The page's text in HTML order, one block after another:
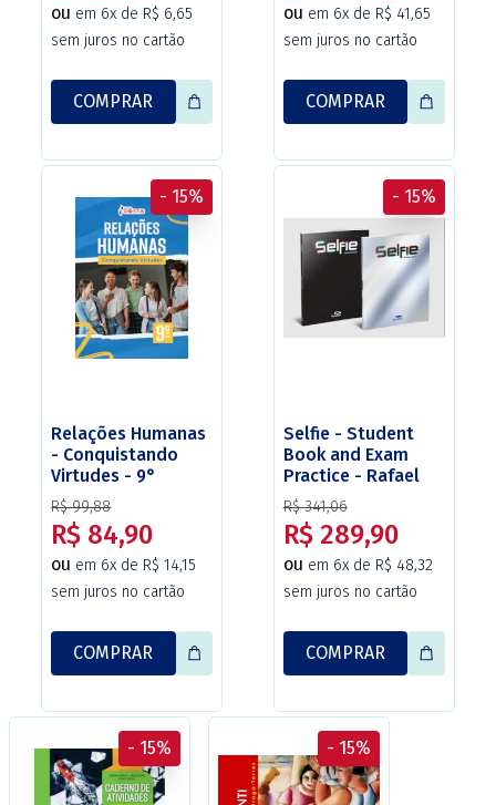
ou em 6x de R$ 6,65
sem juros no cartão
COMPRAR
ou em 6x de R$ 41,65
sem juros no cartão
COMPRAR
Relações Humanas
- Conquistando
Virtudes - 9°
ano/EF - 1ª Edição
- Christus
R$ 99,88
R$ 84,90
ou em 6x de R$ 14,15
sem juros no cartão
- 15%
COMPRAR
Selfie - Student
Book and Exam
Practice - Rafael
Galvão Monteiro -
1ª edição - Editora
StandFor.
R$ 341,06
R$ 289,90
ou em 6x de R$ 48,32
sem juros no cartão
- 15%
COMPRAR
- 15% - 15%